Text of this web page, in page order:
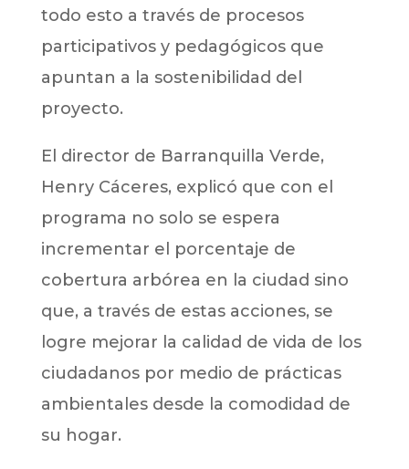
todo esto a través de procesos
participativos y pedagógicos que
apuntan a la sostenibilidad del
proyecto.
El director de Barranquilla Verde,
Henry Cáceres, explicó que con el
programa no solo se espera
incrementar el porcentaje de
cobertura arbórea en la ciudad sino
que, a través de estas acciones, se
logre mejorar la calidad de vida de los
ciudadanos por medio de prácticas
ambientales desde la comodidad de
su hogar.